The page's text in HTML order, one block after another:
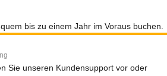
bis zu einem Jahr im Voraus buchen.
Sie unseren Kundensupport vor oder